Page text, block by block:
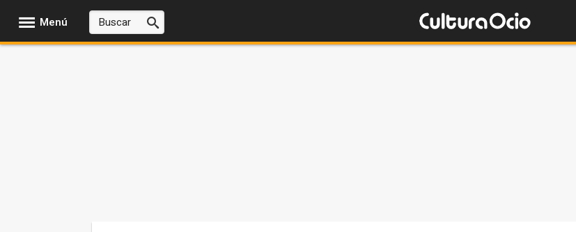
Menú